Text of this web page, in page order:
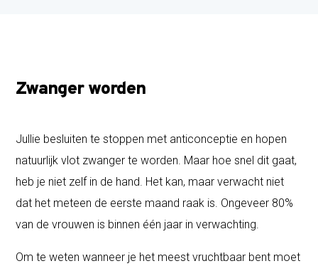
Zwanger worden
Jullie besluiten te stoppen met anticonceptie en hopen
natuurlijk vlot zwanger te worden. Maar hoe snel dit gaat,
heb je niet zelf in de hand. Het kan, maar verwacht niet
dat het meteen de eerste maand raak is. Ongeveer 80%
van de vrouwen is binnen één jaar in verwachting.
Om te weten wanneer je het meest vruchtbaar bent moet